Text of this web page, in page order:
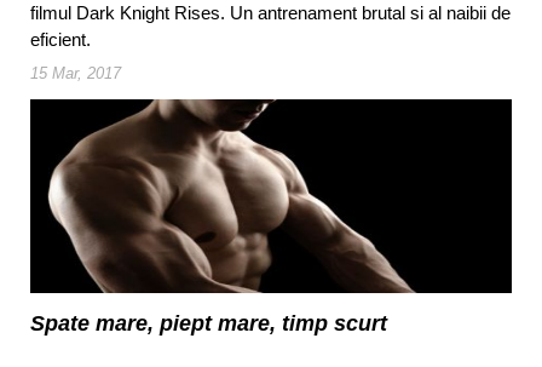
filmul Dark Knight Rises. Un antrenament brutal si al naibii de
eficient.
15 Mar, 2017
Spate mare, piept mare, timp scurt